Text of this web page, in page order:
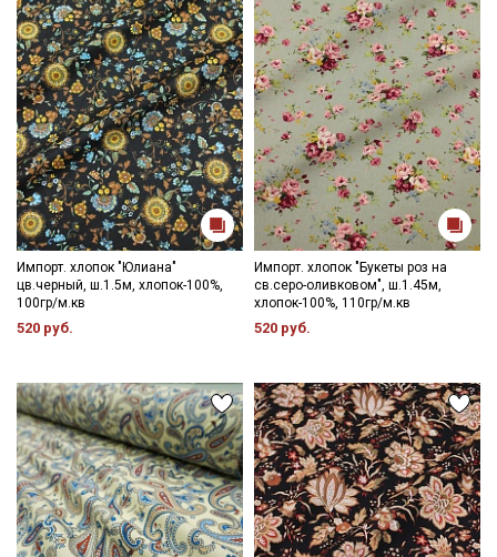
Импорт. хлопок "Юлиана"
цв.черный, ш.1.5м, хлопок-100%,
100гр/м.кв
520 руб.
Импорт. хлопок "Букеты роз на
св.серо-оливковом", ш.1.45м,
хлопок-100%, 110гр/м.кв
520 руб.
промокоды и скидки до 30% на узкие
категории тканей
Электронная почта
Подписаться
Ознакомлен(а) с
Политикой обработки персональных
данных и даюСогласие на обработку персональных
данных
Даю
Согласие на получение рекламных и